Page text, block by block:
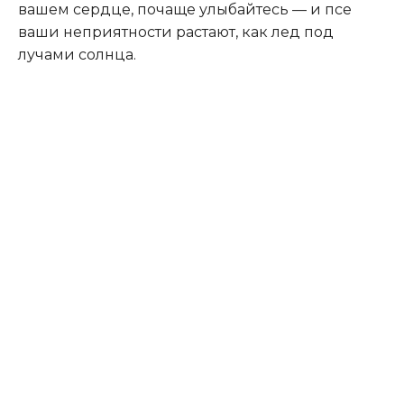
вашем сердце, почаще улыбайтесь — и псе
ваши неприятности растают, как лед под
лучами солнца.